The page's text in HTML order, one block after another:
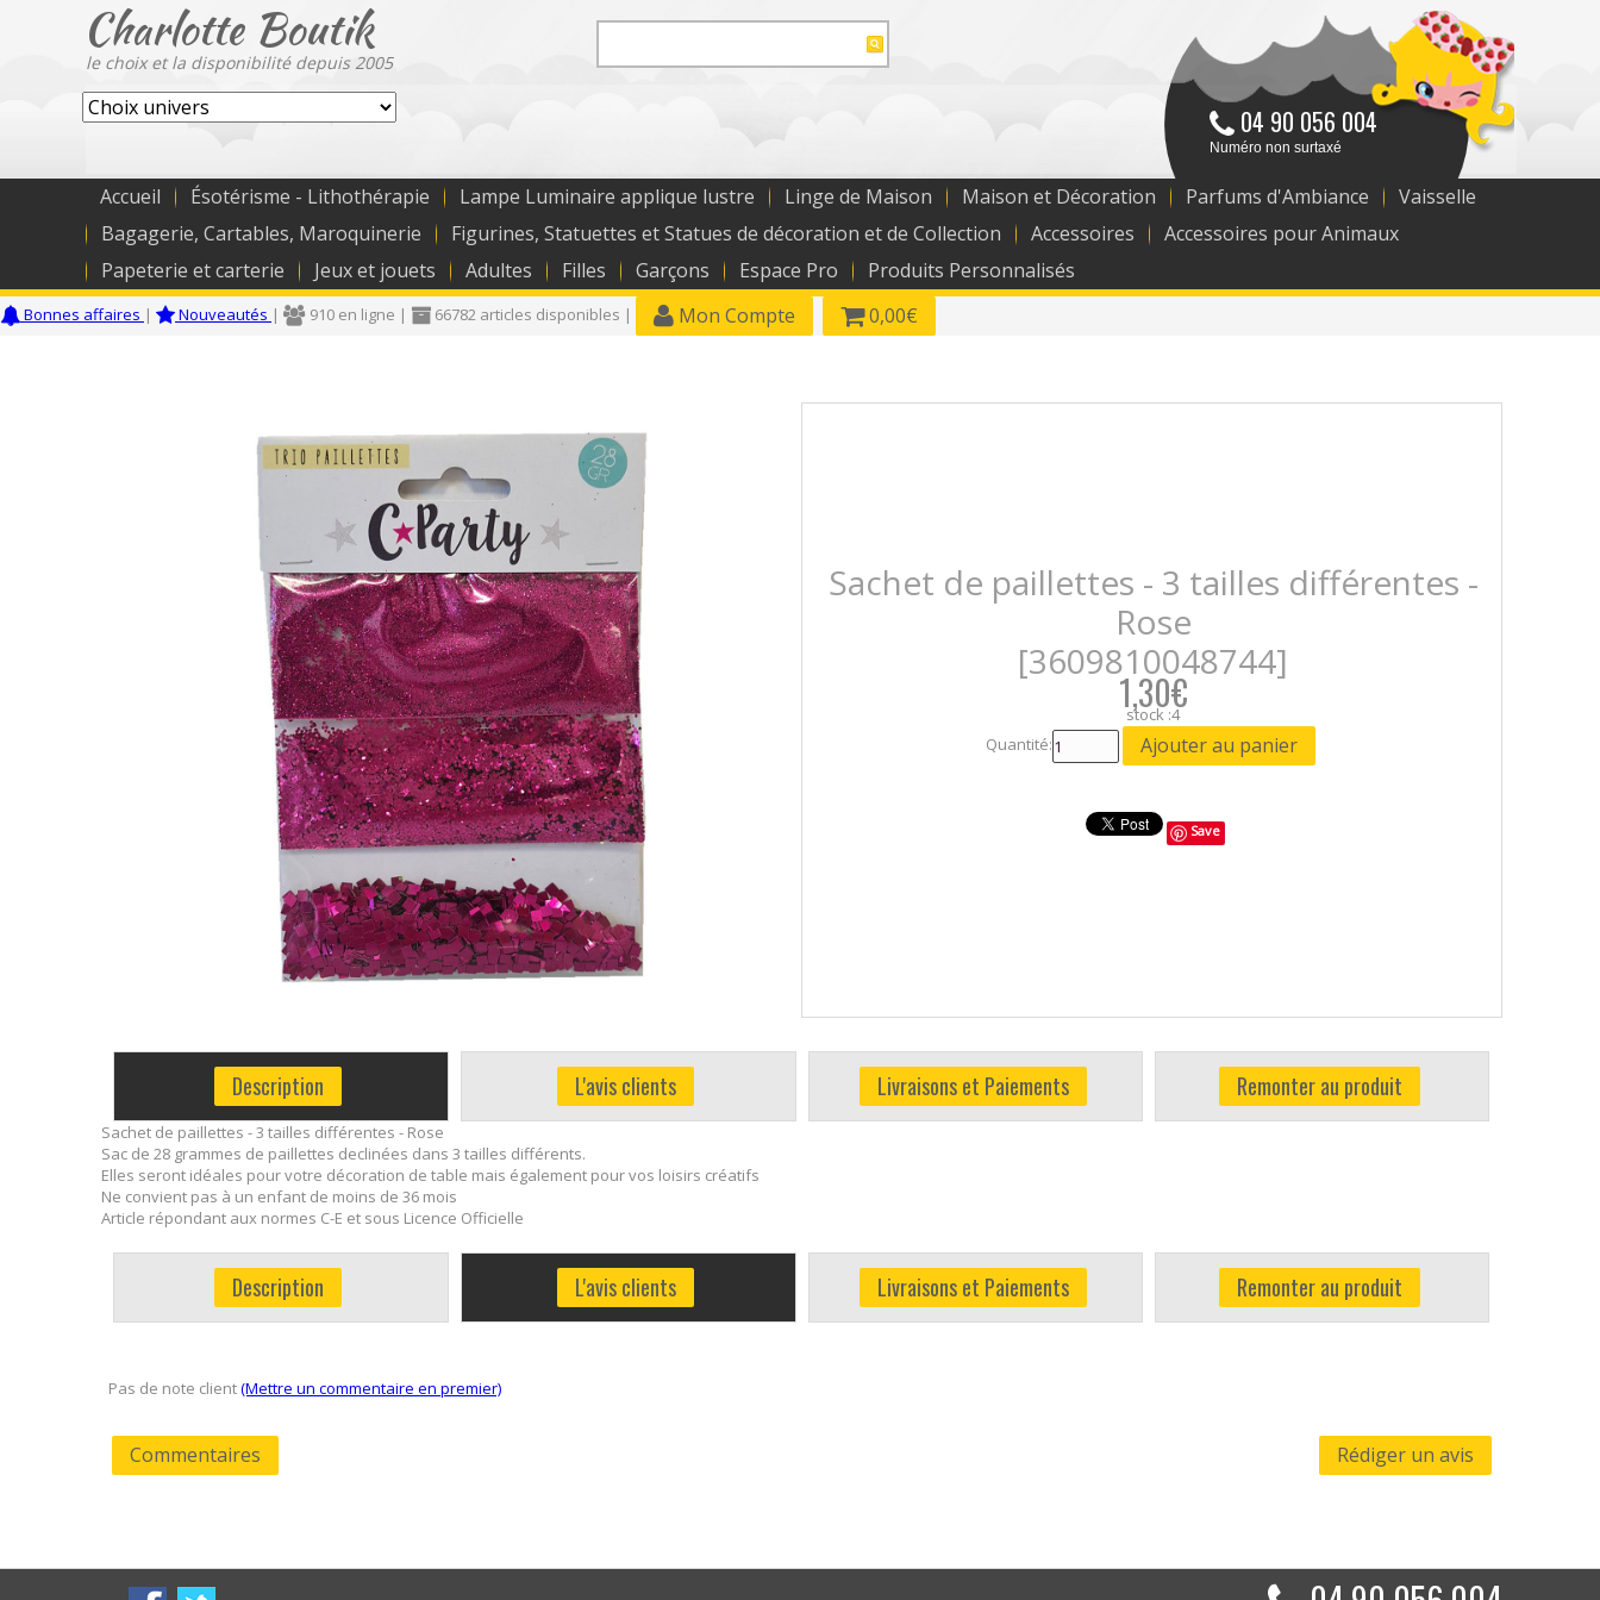
04 90 056 004
Numéro non surtaxé
Charlotte Boutik
le choix et la disponibilité depuis 2005
Accueil Ésotérisme - Lithothérapie Lampe Luminaire applique lustre Linge de Maison Maison et Décoration Parfums d'Ambiance
Vaisselle
Bagagerie, Cartables, Maroquinerie
Figurines, Statuettes et Statues de décoration et de Collection Accessoires
Accessoires pour Animaux
Papeterie et carterie
Jeux et jouets Adultes Filles Garçons Espace Pro Produits Personnalisés
Bonnes affaires | Nouveautés | 910 en ligne | 66782 articles disponibles | Mon Compte 0,00€
Sachet de paillettes - 3 tailles différentes -
Rose
[3609810048744]
1,30€
stock :4
Quantité:
Save
Description L'avis clients Livraisons et Paiements Remonter au produit
Sachet de paillettes - 3 tailles différentes - Rose
Sac de 28 grammes de paillettes declinées dans 3 tailles différents.
Elles seront idéales pour votre décoration de table mais également pour vos loisirs créatifs
Ne convient pas à un enfant de moins de 36 mois
Article répondant aux normes C-E et sous Licence Officielle
Description L'avis clients Livraisons et Paiements Remonter au produit
Pas de note client(Mettre un commentaire en premier)
Commentaires Rédiger un avis